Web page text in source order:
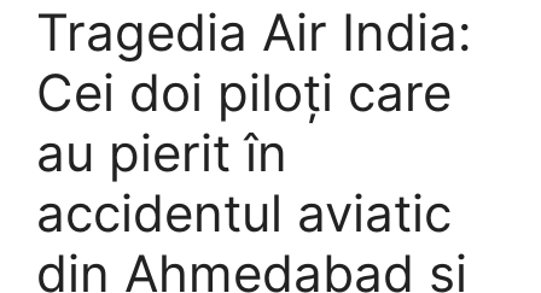
Tragedia Air India:
Cei doi piloți care
au pierit în
accidentul aviatic
din Ahmedabad și